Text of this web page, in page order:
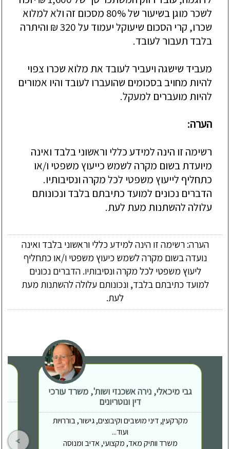
לשכר מוגן בשיעור של 80% מסכום זה ולא למלוא
שכרו, קרי הסכום שיעוקל יעמוד על 320 ₪ והיתרה
בלבד תעבור לעובד.
מעביד שישגה ויעביר לעובד את מלוא שכרו צפוי
להיות מחויב בסכומים שהועברו לעובד והיו אמורים
להיות מועברים למעקל.
הערה:
רשימה זו הינה למידע כללי וראשוני בלבד ואינה
מיועדת בשום מקרה לשמש כייעוץ משפטי ו/או
כתחליף לייעוץ משפטי לכל מקרה ונסיבותיו.
הדברים נכונים למועד כתיבתם בלבד ונכונותם
עלולה להשתנות מעת לעת.
הערה: רשימה זו הינה למידע כללי וראשוני בלבד ואינה
נועדה בשום מקרה לשמש כיעוץ משפטי ו/או כתחליף
ליעוץ משפטי לכל מקרה ונסיבותיו. הדברים נכונים
למועד כתיבתם בלבד, ונכונותם עלולה להשתנות מעת
לעת.
גבי מיכאלי, נירה אשכנזי ושות', משרד עורכי
דין ונוטריונים
מקרקעין, דיני מושבים וקיבוצים, גישור, בוררויות
ועוד...
משרד וותיק מאד, מקצועי, אדיב ומנוסה